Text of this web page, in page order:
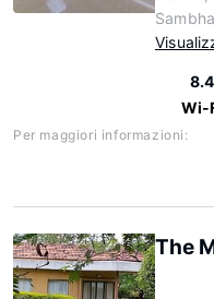
Wi-
Per maggiori informazioni:
The